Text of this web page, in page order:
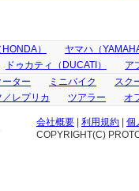
） ヤマハ（
ドゥカティ（DUCATI）
ア
ーター ミニバイク スク
レプリカ
ツアラー オ
会社概要 利用規約 個
COPYRIGHT(C)